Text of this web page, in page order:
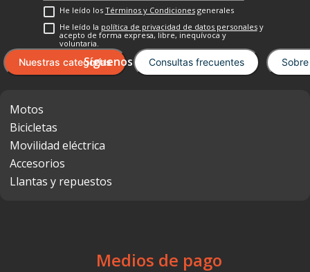
He leído los Términos y Condicionesgenerales
He leído la política de privacidad de datos personalesy
acepto de forma expresa, libre, inequívoca y
voluntaria.
Nuestras categorías Consultas frecuentes
Motos
Bicicletas
Movilidad eléctrica
Accesorios
Llantas y repuestos
Medios de pago